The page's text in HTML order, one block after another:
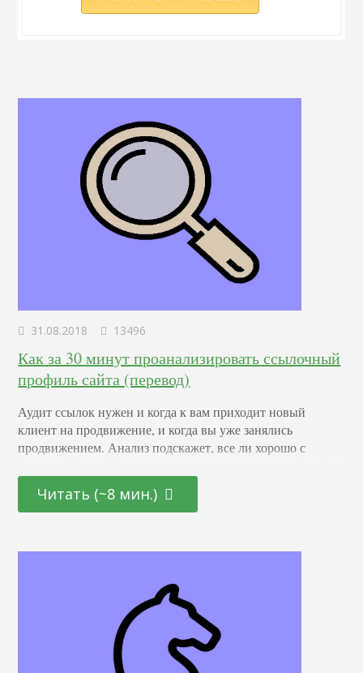
31.08.2018 13496
Как за 30 минут проанализировать ссылочный
профиль сайта (перевод)
Аудит ссылок нужен и когда к вам приходит новый
клиент на продвижение, и когда вы уже занялись
продвижением. Анализ подскажет, все ли хорошо с
наказывает сайты. Выше — яркий пример
некачественной обратной ссылки. В статье я расскажу,
Читать (~8 мин.)